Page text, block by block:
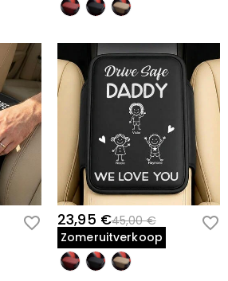
23,95 €45,00 €
Zomeruitverkoop